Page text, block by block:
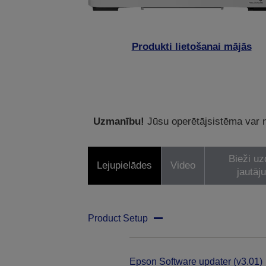
Produkti lietošanai mājās
Uzmanību! Jūsu operētājsistēma var
Lejupielādes Video
Bieži
Product Setup
Epson Software updater (v3.01)